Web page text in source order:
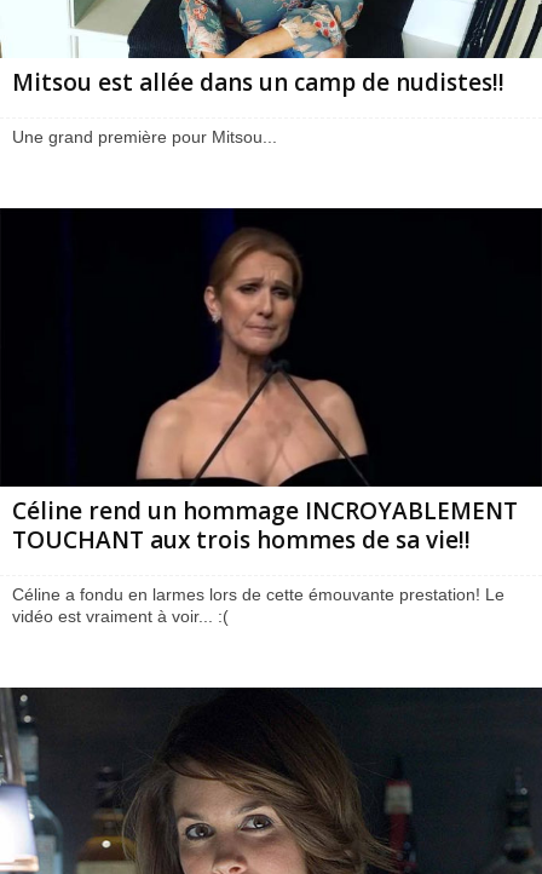
Mitsou est allée dans un camp de nudistes!!
Une grand première pour Mitsou...
Céline rend un hommage INCROYABLEMENT
TOUCHANT aux trois hommes de sa vie!!
Céline a fondu en larmes lors de cette émouvante prestation! Le
vidéo est vraiment à voir... :(